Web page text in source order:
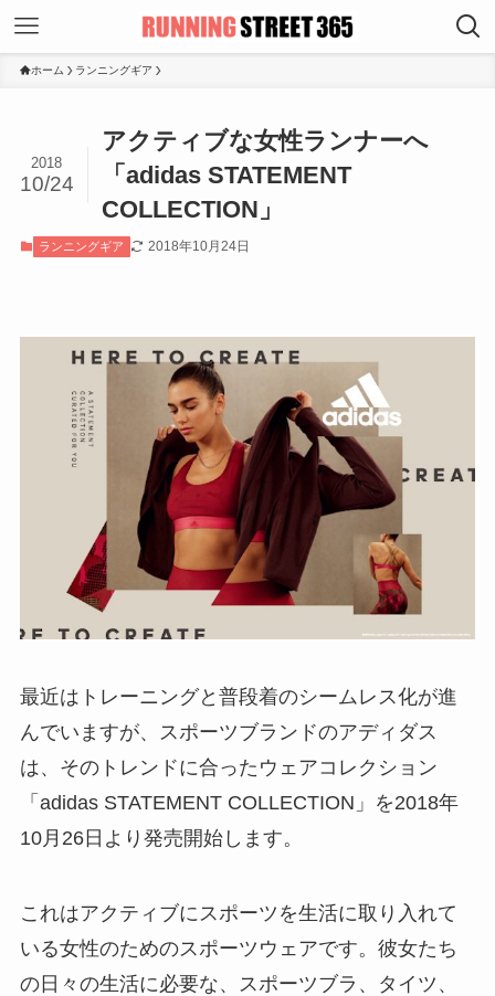
ホーム ランニングギア
アクティブな女性ランナーへ
「adidas STATEMENT
COLLECTION」
2018
10/24
ランニングギア 2018年10月24日
最近はトレーニングと普段着のシームレス化が進
んでいますが、スポーツブランドのアディダス
は、そのトレンドに合ったウェアコレクション
「adidas STATEMENT COLLECTION」を2018年
10月26日より発売開始します。
これはアクティブにスポーツを生活に取り入れて
いる女性のためのスポーツウェアです。彼女たち
の日々の生活に必要な、スポーツブラ、タイツ、